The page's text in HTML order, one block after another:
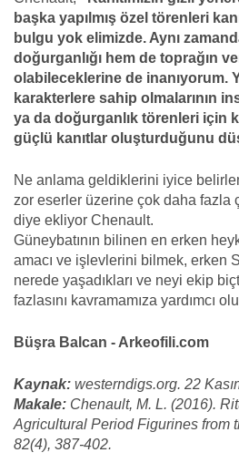
başka yapılmış özel törenleri
bulgu yok elimizde. Aynı
doğurganlığı hem de toprağın
olabileceklerine de inanıyorum.
karakterlere sahip olmalarının
ya da doğurganlık törenleri için
güçlü kanıtlar oluşturduğunu
Ne anlama geldiklerini iyice
zor eserler üzerine çok daha fazla
diye ekliyor Chenault.
Güneybatının bilinen en erken
amacı ve işlevlerini bilmek, erken
nerede yaşadıkları ve neyi ekip
fazlasını kavramamıza yardımcı
Büşra Balcan - Arkeofili.com
Kaynak: westerndigs.org. 22
Makale: Chenault, M. L. (2016).
Agricultural Period Figurines from
82(4), 387-402.